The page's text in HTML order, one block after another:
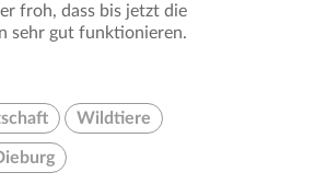
froh, dass bis jetzt die
sehr gut funktionieren.
Wildtiere